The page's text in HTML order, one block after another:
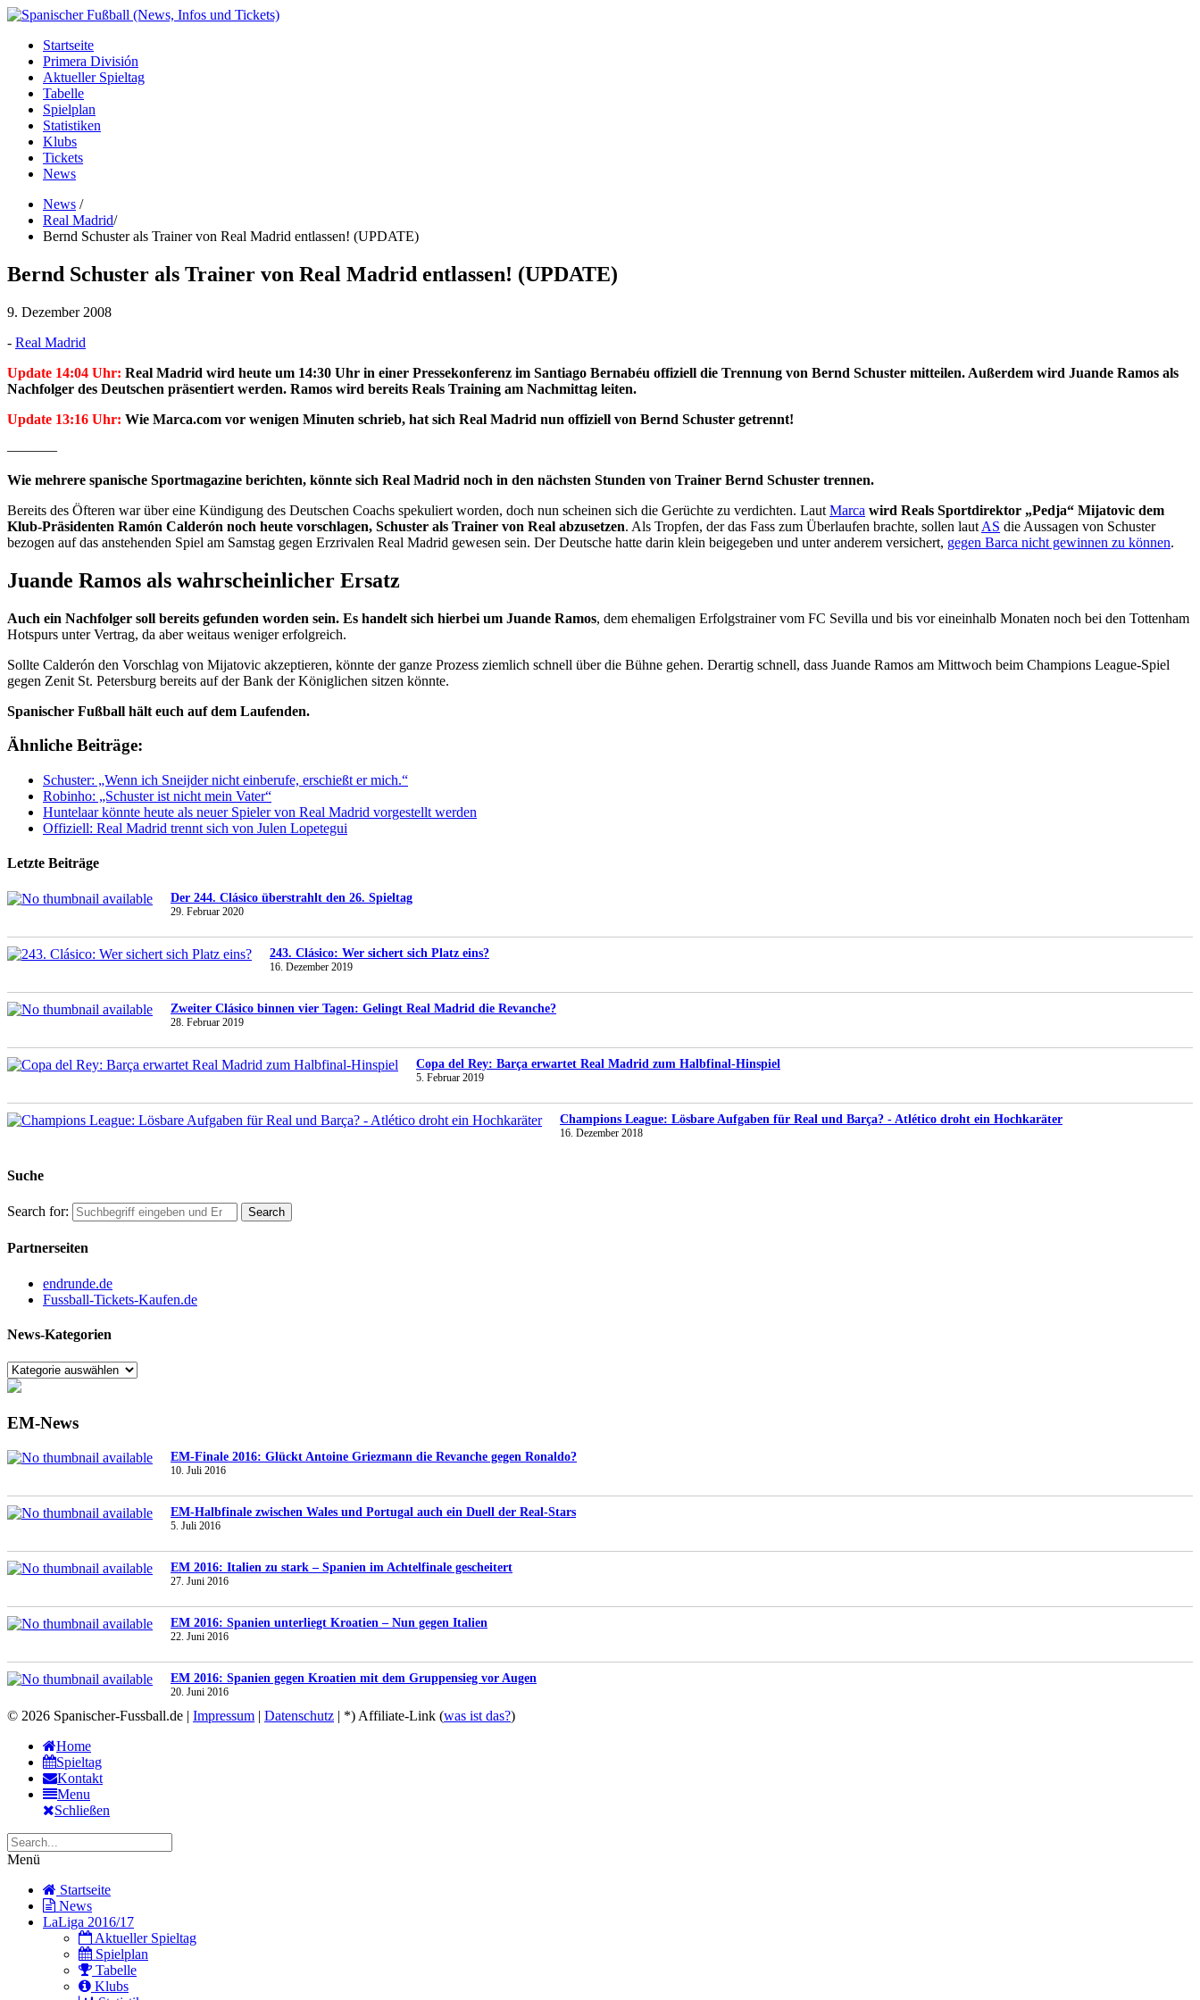
Startseite
Primera División
Aktueller Spieltag
Tabelle
Spielplan
Statistiken
Klubs
Tickets
News
News /
Real Madrid/
Bernd Schuster als Trainer von Real Madrid entlassen! (UPDATE)
Bernd Schuster als Trainer von Real Madrid entlassen! (UPDATE)
9. Dezember 2008
- Real Madrid
Update 14:04 Uhr: Real Madrid wird heute um 14:30 Uhr in einer Pressekonferenz im Santiago Bernabéu offiziell die Trennung von Bernd Schuster mitteilen. Außerdem wird Juande Ramos als
Nachfolger des Deutschen präsentiert werden. Ramos wird bereits Reals Training am Nachmittag leiten.
Update 13:16 Uhr: Wie Marca.com vor wenigen Minuten schrieb, hat sich Real Madrid nun offiziell von Bernd Schuster getrennt!
———–
Wie mehrere spanische Sportmagazine berichten, könnte sich Real Madrid noch in den nächsten Stunden von Trainer Bernd Schuster trennen.
Bereits des Öfteren war über eine Kündigung des Deutschen Coachs spekuliert worden, doch nun scheinen sich die Gerüchte zu verdichten. Laut Marca wird Reals Sportdirektor „Pedja“ Mijatovic dem
Klub-Präsidenten Ramón Calderón noch heute vorschlagen, Schuster als Trainer von Real abzusetzen. Als Tropfen, der das Fass zum Überlaufen brachte, sollen laut AS die Aussagen von Schuster
bezogen auf das anstehenden Spiel am Samstag gegen Erzrivalen Real Madrid gewesen sein. Der Deutsche hatte darin klein beigegeben und unter anderem versichert, gegen Barca nicht gewinnen zu können.
Juande Ramos als wahrscheinlicher Ersatz
Auch ein Nachfolger soll bereits gefunden worden sein. Es handelt sich hierbei um Juande Ramos, dem ehemaligen Erfolgstrainer vom FC Sevilla und bis vor eineinhalb Monaten noch bei den Tottenham
Hotspurs unter Vertrag, da aber weitaus weniger erfolgreich.
Sollte Calderón den Vorschlag von Mijatovic akzeptieren, könnte der ganze Prozess ziemlich schnell über die Bühne gehen. Derartig schnell, dass Juande Ramos am Mittwoch beim Champions League-Spiel
gegen Zenit St. Petersburg bereits auf der Bank der Königlichen sitzen könnte.
Spanischer Fußball hält euch auf dem Laufenden.
Ähnliche Beiträge:
Schuster: „Wenn ich Sneijder nicht einberufe, erschießt er mich.“
Robinho: „Schuster ist nicht mein Vater“
Huntelaar könnte heute als neuer Spieler von Real Madrid vorgestellt werden
Offiziell: Real Madrid trennt sich von Julen Lopetegui
Letzte Beiträge
Der 244. Clásico überstrahlt den 26. Spieltag
29. Februar 2020
243. Clásico: Wer sichert sich Platz eins?
16. Dezember 2019
Zweiter Clásico binnen vier Tagen: Gelingt Real Madrid die Revanche?
28. Februar 2019
Copa del Rey: Barça erwartet Real Madrid zum Halbfinal-Hinspiel
5. Februar 2019
Champions League: Lösbare Aufgaben für Real und Barça? - Atlético droht ein Hochkaräter
16. Dezember 2018
Suche
Search for:
Partnerseiten
endrunde.de
Fussball-Tickets-Kaufen.de
News-Kategorien
EM-News
EM-Finale 2016: Glückt Antoine Griezmann die Revanche gegen Ronaldo?
10. Juli 2016
EM-Halbfinale zwischen Wales und Portugal auch ein Duell der Real-Stars
5. Juli 2016
EM 2016: Italien zu stark – Spanien im Achtelfinale gescheitert
27. Juni 2016
EM 2016: Spanien unterliegt Kroatien – Nun gegen Italien
22. Juni 2016
EM 2016: Spanien gegen Kroatien mit dem Gruppensieg vor Augen
20. Juni 2016
© 2026 Spanischer-Fussball.de | Impressum | Datenschutz | *) Affiliate-Link (was ist das?)
Home
Spieltag
Kontakt
Menu
Schließen
Menü
Startseite
News
LaLiga 2016/17
Aktueller Spieltag
Spielplan
Tabelle
Klubs